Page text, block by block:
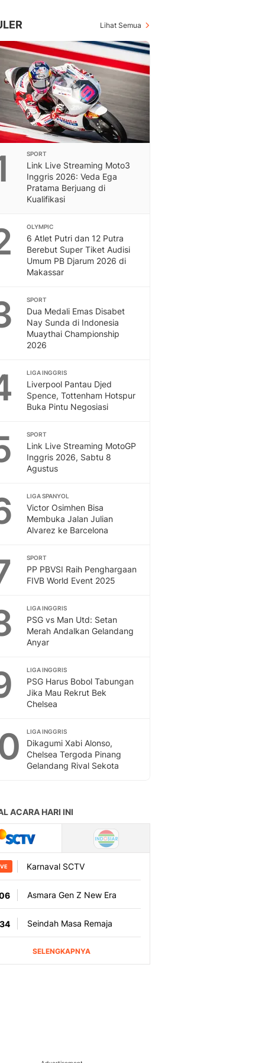
Lihat Semua
SPORT
Link Live Streaming Moto3
Inggris 2026: Veda Ega
Pratama Berjuang di
Kualifikasi
OLYMPIC
6 Atlet Putri dan 12 Putra
Berebut Super Tiket Audisi
Umum PB Djarum 2026 di
Makassar
SPORT
Dua Medali Emas Disabet
Nay Sunda di Indonesia
Muaythai Championship
2026
LIGA INGGRIS
Liverpool Pantau Djed
Spence, Tottenham Hotspur
Buka Pintu Negosiasi
SPORT
Link Live Streaming MotoGP
Inggris 2026, Sabtu 8
Agustus
LIGA SPANYOL
Victor Osimhen Bisa
Membuka Jalan Julian
Alvarez ke Barcelona
SPORT
PP PBVSI Raih Penghargaan
FIVB World Event 2025
LIGA INGGRIS
PSG vs Man Utd: Setan
Merah Andalkan Gelandang
Anyar
LIGA INGGRIS
PSG Harus Bobol Tabungan
Jika Mau Rekrut Bek
Chelsea
LIGA INGGRIS
Dikagumi Xabi Alonso,
Chelsea Tergoda Pinang
Gelandang Rival Sekota